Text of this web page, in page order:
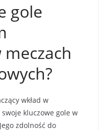
gole
wkład w
kluczowe gole w
zdolność do